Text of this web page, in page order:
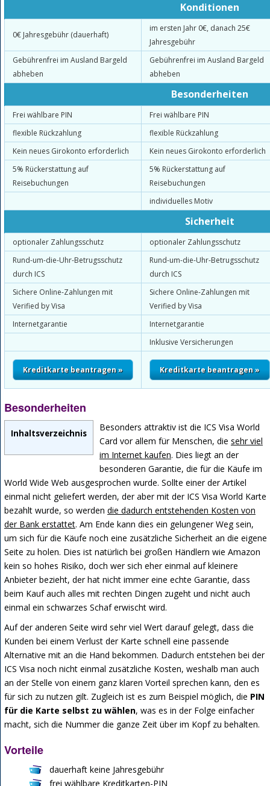
Konditionen
0€ Jahresgebühr (dauerhaft)
im ersten Jahr 0€, danach 25€
Jahresgebühr
Gebührenfrei im Ausland Bargeld
abheben
Gebührenfrei im Ausland Bargeld
abheben
Besonderheiten
Frei wählbare PIN
Frei wählbare PIN
flexible Rückzahlung
flexible Rückzahlung
Kein neues Girokonto erforderlich
Kein neues Girokonto erforderlich
5% Rückerstattung auf
Reisebuchungen
5% Rückerstattung auf
Reisebuchungen
individuelles Motiv
Sicherheit
optionaler Zahlungsschutz
optionaler Zahlungsschutz
Rund-um-die-Uhr-Betrugsschutz
durch ICS
Rund-um-die-Uhr-Betrugsschutz
durch ICS
Sichere Online-Zahlungen mit
Verified by Visa
Sichere Online-Zahlungen mit
Verified by Visa
Internetgarantie
Internetgarantie
Inklusive Versicherungen
Besonderheiten
Inhaltsverzeichnis
Besonders attraktiv ist die ICS Visa World
Card vor allem für Menschen, die sehr viel
im Internet kaufen. Dies liegt an der
besonderen Garantie, die für die Käufe im
World Wide Web ausgesprochen wurde. Sollte einer der Artikel
einmal nicht geliefert werden, der aber mit der ICS Visa World Karte
bezahlt wurde, so werden die dadurch entstehenden Kosten von
der Bank erstattet. Am Ende kann dies ein gelungener Weg sein,
um sich für die Käufe noch eine zusätzliche Sicherheit an die eigene
Seite zu holen. Dies ist natürlich bei großen Händlern wie Amazon
kein so hohes Risiko, doch wer sich eher einmal auf kleinere
Anbieter bezieht, der hat nicht immer eine echte Garantie, dass
beim Kauf auch alles mit rechten Dingen zugeht und nicht auch
einmal ein schwarzes Schaf erwischt wird.
Auf der anderen Seite wird sehr viel Wert darauf gelegt, dass die
Kunden bei einem Verlust der Karte schnell eine passende
Alternative mit an die Hand bekommen. Dadurch entstehen bei der
ICS Visa noch nicht einmal zusätzliche Kosten, weshalb man auch
an der Stelle von einem ganz klaren Vorteil sprechen kann, den es
für sich zu nutzen gilt. Zugleich ist es zum Beispiel möglich, die PIN
für die Karte selbst zu wählen, was es in der Folge einfacher
macht, sich die Nummer die ganze Zeit über im Kopf zu behalten.
Vorteile
dauerhaft keine Jahresgebühr
frei wählbare Kreditkarten-PIN